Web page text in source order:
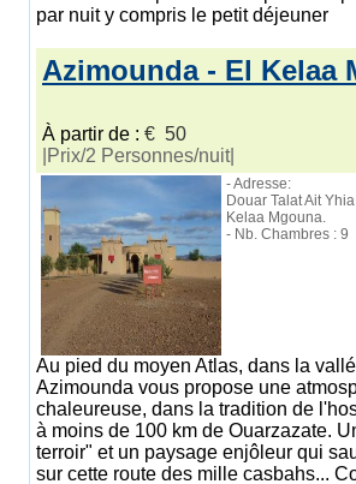
par nuit y compris le petit déjeuner
Azimounda - El Kelaa
À partir de : € 50
|Prix/2 Personnes/nuit|
- Adresse:
Douar Talat Ait
Kelaa Mgouna.
- Nb. Chambres : 9
Au pied du moyen Atlas, dans la
Azimounda vous propose une
chaleureuse, dans la tradition de
à moins de 100 km de Ouarzazate.
terroir" et un paysage enjôleur qui
sur cette route des mille casbahs...